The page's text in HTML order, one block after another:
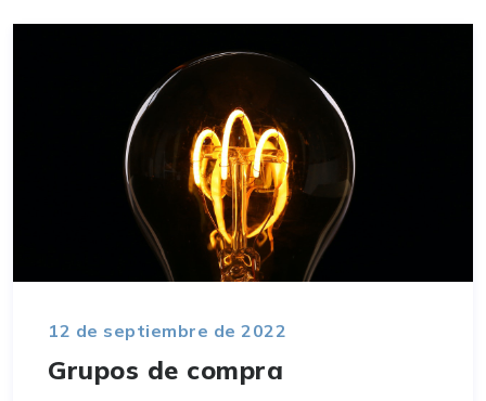
12 de septiembre de 2022
Grupos de compra